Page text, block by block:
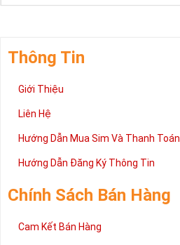
Thông Tin
Giới Thiệu
Liên Hệ
Hướng Dẫn Mua Sim Và Thanh Toán
Hướng Dẫn Đăng Ký Thông Tin
Chính Sách Bán Hàng
Cam Kết Bán Hàng